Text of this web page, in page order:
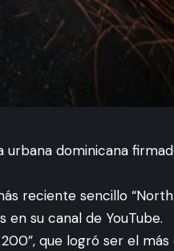
dominicana
reciente sencillo “North
su canal de YouTube.
que logró ser el